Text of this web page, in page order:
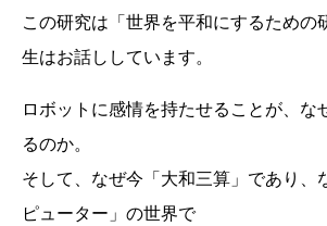
この研究は「世界を平和にするための
生はお話ししています。
ロボットに感情を持たせることが、な
るのか。
そして、なぜ今「大和三算」であり、
ピューター」の世界で